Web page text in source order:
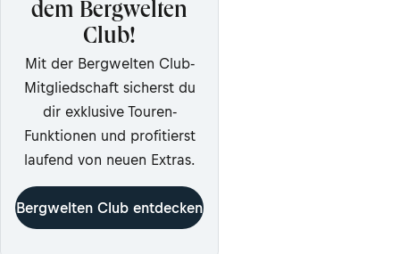
dem Bergwelten
Club!
Mit der Bergwelten Club-
Mitgliedschaft sicherst du
dir exklusive Touren-
Funktionen und profitierst
laufend von neuen Extras.
Bergwelten Club entdecken